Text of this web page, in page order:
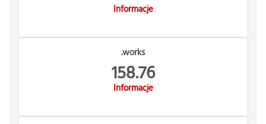
Informacje
.works
158.76
Informacje